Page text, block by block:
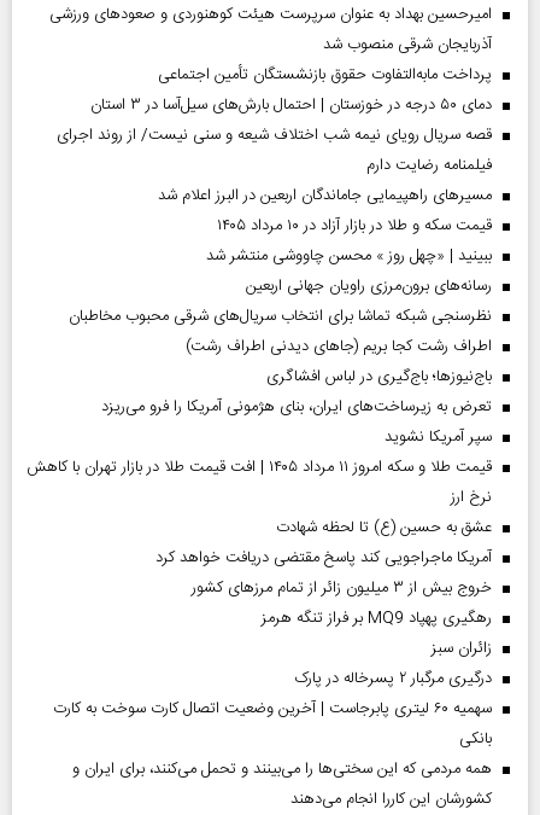
امیرحسین بهداد به عنوان سرپرست هیئت کوهنوردی و صعودهای ورزشی
آذربایجان شرقی منصوب شد
پرداخت مابه‌التفاوت حقوق بازنشستگان تأمین اجتماعی
دمای ۵۰ درجه در خوزستان | احتمال بارش‌های سیل‌آسا در ۳ استان
قصه سریال رویای نیمه شب اختلاف شیعه و سنی نیست/ از روند اجرای
فیلمنامه رضایت دارم
مسیر‌های راهپیمایی جاماندگان اربعین در البرز اعلام شد
قیمت سکه و طلا در بازار آزاد در ۱۰ مرداد ۱۴۰۵
ببینید | «چهل روز » محسن چاووشی منتشر شد
رسانه‌های برون‌مرزی راویان جهانی اربعین
نظرسنجی شبکه تماشا برای انتخاب سریال‌های شرقی محبوب مخاطبان
اطراف رشت کجا بریم (جاهای دیدنی اطراف رشت)
باج‌نیوزها؛ باج‌گیری در لباس افشاگری
تعرض به زیرساخت‌های ایران، بنای هژمونی آمریکا را فرو می‌ریزد
سپر آمریکا نشوید
قیمت طلا و سکه امروز ۱۱ مرداد ۱۴۰۵ | افت قیمت طلا در بازار تهران با کاهش
نرخ ارز
عشق به حسین (ع) تا لحظه شهادت
آمریکا ماجراجویی کند پاسخ مقتضی دریافت خواهد کرد
خروج بیش از ۳ میلیون زائر از تمام مرز‌های کشور
رهگیری پهپاد MQ9 بر فراز تنگه هرمز
‌زائران سبز
درگیری مرگبار ۲ پسرخاله در پارک
سهمیه ۶۰ لیتری پابرجاست | آخرین وضعیت اتصال کارت سوخت به کارت
بانکی
همه مردمی که این سختی‌ها را می‌بینند و تحمل می‌کنند، برای ایران و
کشورشان این کاررا انجام می‌دهند